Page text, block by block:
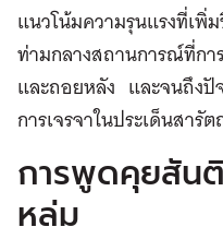
แนวโน้มความรุนแรงที่เพิ่
ท่ามกลางสถานการณ์ที่ก
และถอยหลัง และจนถึงปั
การเจรจาในประเด็นสารัต
การพูดคุยสัน
หล่ม